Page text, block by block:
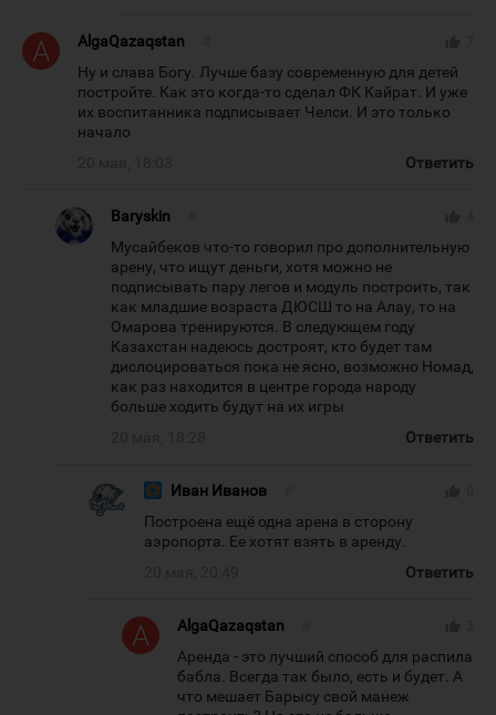
AlgaQazaqstan
Ну и слава Богу. Лучше базу современную для детей
постройте. Как это когда-то сделал ФК Кайрат. И уже
их воспитанника подписывает Челси. И это только
начало
Ответить
Baryskin
Мусайбеков что-то говорил про дополнительную
арену, что ищут деньги, хотя можно не
подписывать пару легов и модуль построить, так
как младшие возраста ДЮСШ то на Алау, то на
Омарова тренируются. В следующем году
Казахстан надеюсь достроят, кто будет там
дислоцироваться пока не ясно, возможно Номад,
как раз находится в центре города народу
больше ходить будут на их игры
Ответить
Иван Иванов
Построена ещё одна арена в сторону
аэропорта. Ее хотят взять в аренду.
Ответить
AlgaQazaqstan
Аренда - это лучший способ для распила
бабла. Всегда так было, есть и будет. А
что мешает Барысу свой манеж